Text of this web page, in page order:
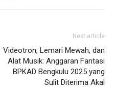
Next article
Videotron, Lemari Mewah, dan
Alat Musik: Anggaran Fantasi
BPKAD Bengkulu 2025 yang
Sulit Diterima Akal